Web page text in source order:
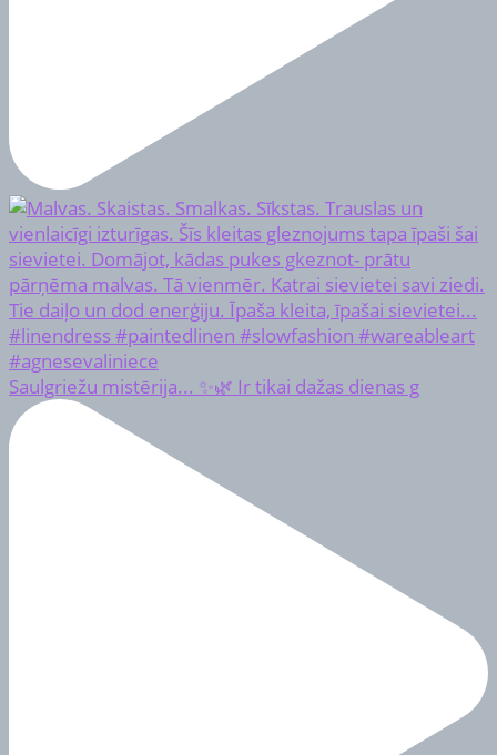
Saulgriežu mistērija... ✨🌿 Ir tikai dažas dienas g